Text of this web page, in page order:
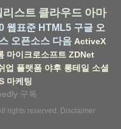
리스트 클라우드 아마
웹표준 HTML5 구글 오
오픈소스 다음 ActiveX
마이크로소프트 ZDNet
업 플랫폼 야후 롱테일 소셜
마케팅
구독
rights reserved. Disclaimer